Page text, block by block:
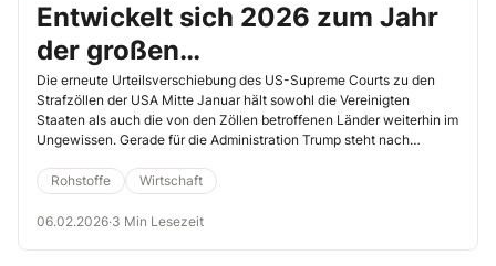
Entwickelt sich 2026 zum Jahr
der großen
Wirtschaftskonflikte?
Die erneute Urteilsverschiebung des US-Supreme Courts zu den
Strafzöllen der USA Mitte Januar hält sowohl die Vereinigten
Staaten als auch die von den Zöllen betroffenen Länder weiterhin im
Ungewissen. Gerade für die Administration Trump steht nach
könnte massive Folgen für die Inflation und den US-Haushalt haben.
Trotz der ohnehin hohen Unsicherheiten drohte der US-Präsident im
Iran-Konflikt Partnern des Regimes mit hohen Zöllen. Betroffen wäre
Rohstoffe Wirtschaft
06.02.2026·3 Min Lesezeit